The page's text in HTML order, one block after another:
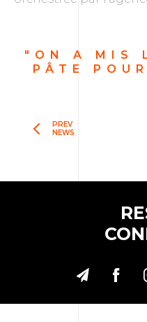
"ON A MIS
PÂTE
PREV
NEWS